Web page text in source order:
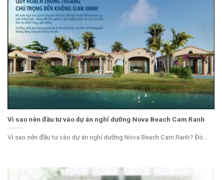
Vì sao nên đầu tư vào dự án nghỉ dưỡng Nova Beach Cam Ranh
Vì sao nên đầu tư vào dự án nghỉ dưỡng Nova Beach Cam Ranh? Đó...